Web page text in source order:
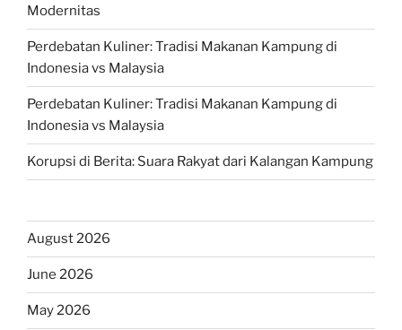
Modernitas
Perdebatan Kuliner: Tradisi Makanan Kampung di
Indonesia vs Malaysia
Perdebatan Kuliner: Tradisi Makanan Kampung di
Indonesia vs Malaysia
Korupsi di Berita: Suara Rakyat dari Kalangan Kampung
August 2026
June 2026
May 2026